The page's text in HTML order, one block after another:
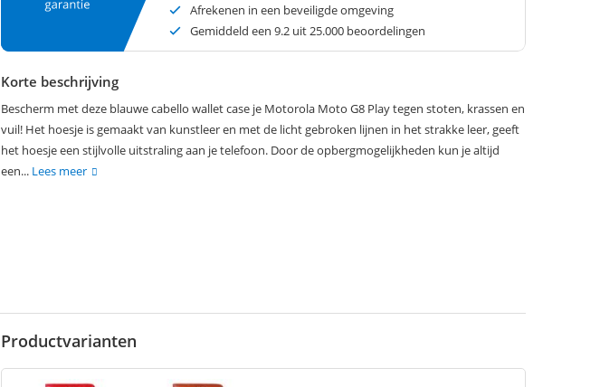
Afrekenen in een beveiligde omgeving
Gemiddeld een 9.2 uit 25.000 beoordelingen
Korte beschrijving
Bescherm met deze blauwe cabello wallet case je Motorola Moto G8 Play tegen stoten, krassen en
vuil! Het hoesje is gemaakt van kunstleer en met de licht gebroken lijnen in het strakke leer, geeft
het hoesje een stijlvolle uitstraling aan je telefoon. Door de opbergmogelijkheden kun je altijd
een... Lees meer
Productvarianten